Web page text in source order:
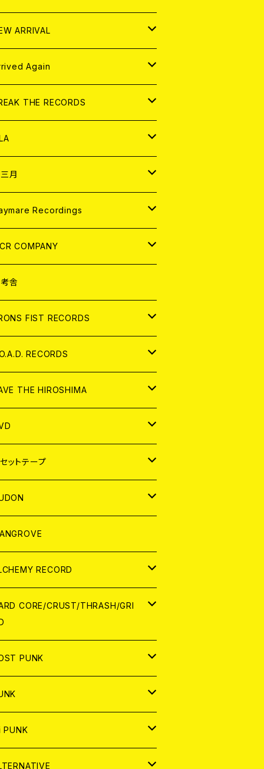
ZINE
ログ
レル
CONTENTS
ARRIVAL
ログ
Again
ログ
THE RECORDS
レル
月
Recordings
COMPANY
レル
舎
FIST RECORDS
RECORDS
THE HIROSHIMA
レル
ットテープ
レル
ログ
CONTENTS
RECORD
CORE/CRUST/THRASH/GRI
PUNK
PUNK